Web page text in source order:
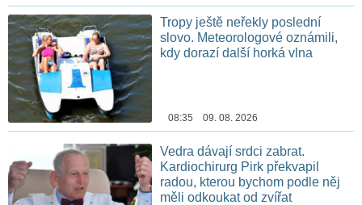
Tropy ještě neřekly poslední
slovo. Meteorologové oznámili,
kdy dorazí další horká vlna
08:35 09. 08. 2026
Vedra dávají srdci zabrat.
Kardiochirurg Pirk překvapil
radou, kterou bychom podle něj
měli odkoukat od zvířat